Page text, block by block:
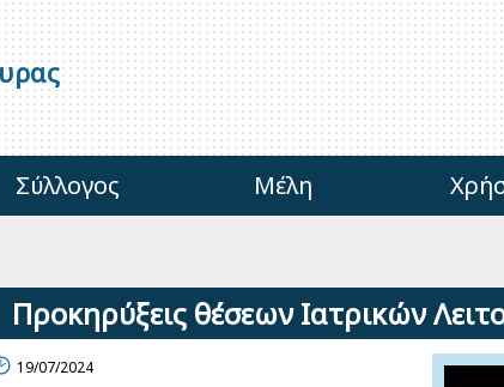
Σύλλογος Μέλη
Προκηρύξεις θέσεων Ιατρικών
19/07/2024